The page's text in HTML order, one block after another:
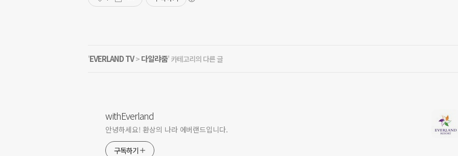
'EVERLAND TV> 다알랴줌' 카테고리의 다른 글
withEverland
안녕하세요! 환상의 나라 에버랜드입니다.
구독하기